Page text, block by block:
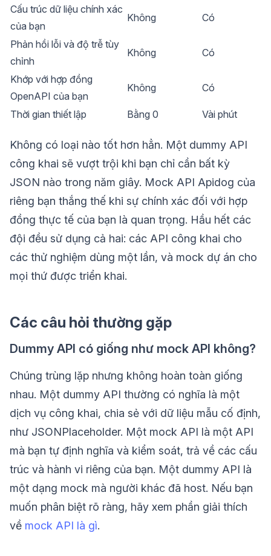
Cấu trúc dữ liệu chính xác
của bạn
Không Có
Phản hồi lỗi và độ trễ tùy
chỉnh
Không Có
Khớp với hợp đồng
OpenAPI của bạn
Không Có
Thời gian thiết lập Bằng 0 Vài phút
Không có loại nào tốt hơn hẳn. Một dummy API
công khai sẽ vượt trội khi bạn chỉ cần bất kỳ
JSON nào trong năm giây. Mock API Apidog của
riêng bạn thắng thế khi sự chính xác đối với hợp
đồng thực tế của bạn là quan trọng. Hầu hết các
đội đều sử dụng cả hai: các API công khai cho
các thử nghiệm dùng một lần, và mock dự án cho
mọi thứ được triển khai.
Các câu hỏi thường gặp
Dummy API có giống như mock API không?
Chúng trùng lặp nhưng không hoàn toàn giống
nhau. Một dummy API thường có nghĩa là một
dịch vụ công khai, chia sẻ với dữ liệu mẫu cố định,
như JSONPlaceholder. Một mock API là một API
mà bạn tự định nghĩa và kiểm soát, trả về các cấu
trúc và hành vi riêng của bạn. Một dummy API là
một dạng mock mà người khác đã host. Nếu bạn
muốn phân biệt rõ ràng, hãy xem phần giải thích
về mock API là gì.